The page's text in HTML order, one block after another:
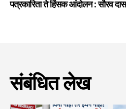
पत्रकारिता ते हिंसक आंदोलन : सौरव दास
संबंधित लेख